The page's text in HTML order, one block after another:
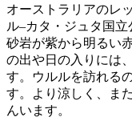
オーストラリアのレ
ル–カタ・ジュタ国立
砂岩が紫から明るい
の出や日の入りには
す。ウルルを訪れる
す。より涼しく、ま
んいます。